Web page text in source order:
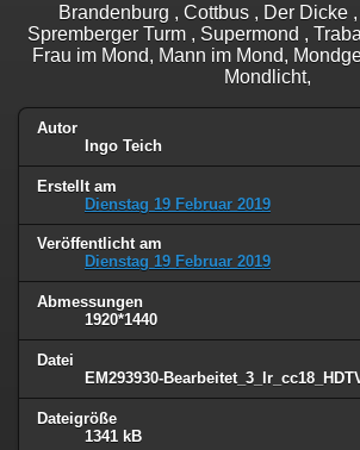
Brandenburg , Cottbus , Der Dicke
Spremberger Turm , Supermond ,
Frau im Mond, Mann im Mond,
Mondlicht,
Autor
Ingo Teich
Erstellt am
Dienstag 19 Februar 2019
Veröffentlicht am
Dienstag 19 Februar 2019
Abmessungen
1920*1440
Datei
EM293930-
Dateigröße
1341 kB